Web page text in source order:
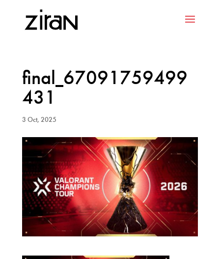
final_67091759499
431
3 Oct, 2025